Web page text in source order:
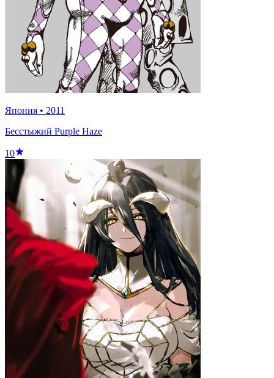
Япония • 2011
Бесстыжий Purple Haze
10